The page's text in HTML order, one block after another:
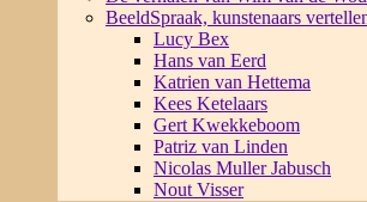
BeeldSpraak, kunstenaars
Lucy Bex
Hans van Eerd
Katrien van Hettema
Kees Ketelaars
Gert Kwekkeboom
Patriz van Linden
Nicolas Muller Jabusch
Nout Visser